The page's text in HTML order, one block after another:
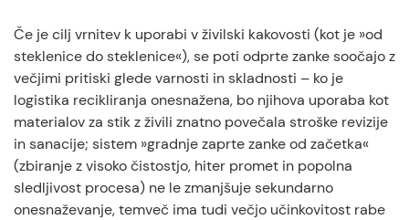
Če je cilj vrnitev k uporabi v živilski kakovosti (kot je »od
steklenice do steklenice«), se poti odprte zanke soočajo z
večjimi pritiski glede varnosti in skladnosti – ko je
logistika recikliranja onesnažena, bo njihova uporaba kot
materialov za stik z živili znatno povečala stroške revizije
in sanacije; sistem »gradnje zaprte zanke od začetka«
(zbiranje z visoko čistostjo, hiter promet in popolna
sledljivost procesa) ne le zmanjšuje sekundarno
onesnaževanje, temveč ima tudi večjo učinkovitost rabe